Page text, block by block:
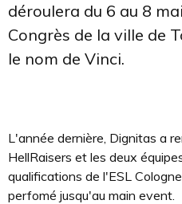
déroulera du 6 au 8
Congrès de la ville de
le nom de Vinci.
L'année dernière, Dignitas a
HellRaisers et les deux
qualifications de l'ESL
perfomé jusqu'au main event.